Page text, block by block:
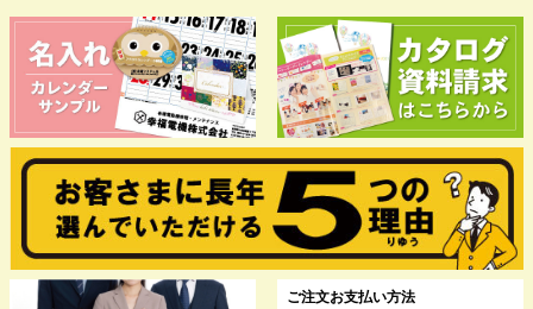
ご注文お支払い方法